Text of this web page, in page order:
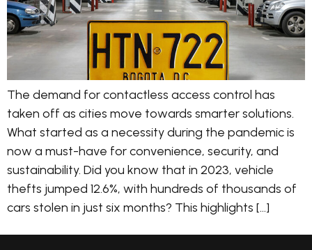
The demand for contactless access control has
taken off as cities move towards smarter solutions.
What started as a necessity during the pandemic is
now a must-have for convenience, security, and
sustainability. Did you know that in 2023, vehicle
thefts jumped 12.6%, with hundreds of thousands of
cars stolen in just six months? This highlights […]